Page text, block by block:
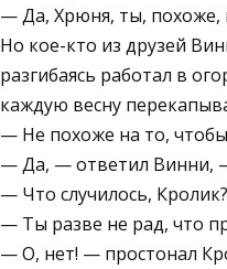
— Да, Хрюня, ты, похоже,
Но кое-кто из друзей
разгибаясь работал в
каждую весну
— Не похоже на то,
— Да, — ответил Винни,
— Что случилось,
— Ты разве не рад, что
— О, нет! — простонал